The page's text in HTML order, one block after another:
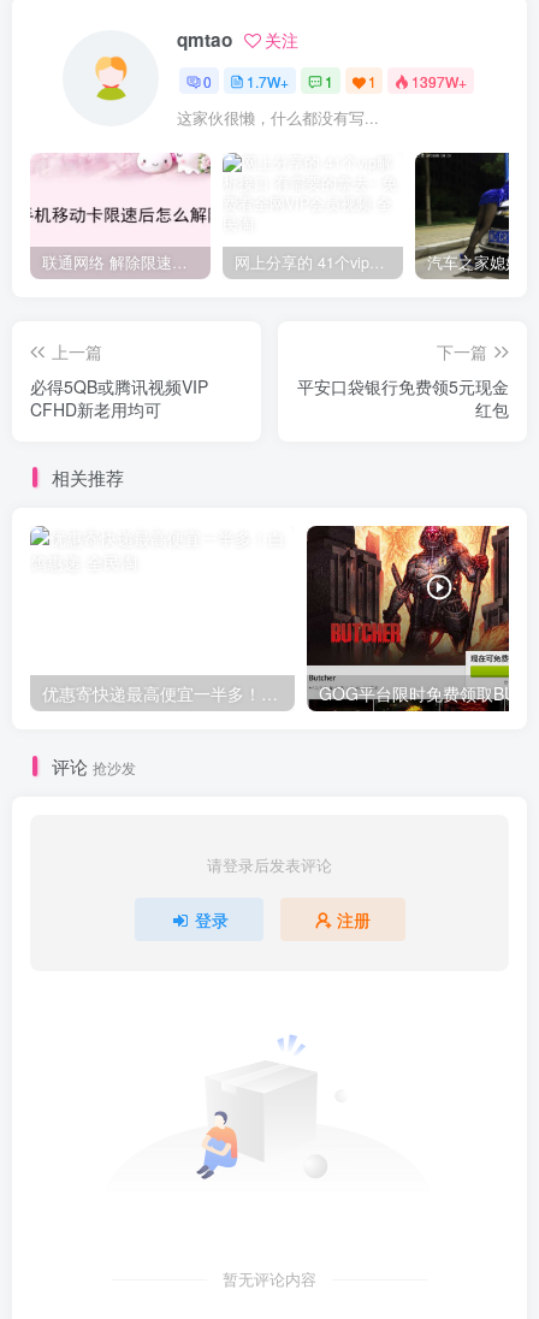
qmtao 关注
0 1.7W+ 1 1 1397W+
这家伙很懒，什么都没有写...
联通网络 解除限速方法参考！畅享、畅玩、老白干等及其它地区自测了 网上分享的 41个vip解析接口 有需要的拿去~ 免费看全网VIP会员视频
上一篇
必得5QB或腾讯视频VIP
CFHD新老用均可
下一篇
平安口袋银行免费领5元现金
红包
相关推荐
优惠寄快递最高便宜一半多！白鸽惠递
评论 抢沙发
请登录后发表评论
登录 注册
暂无评论内容